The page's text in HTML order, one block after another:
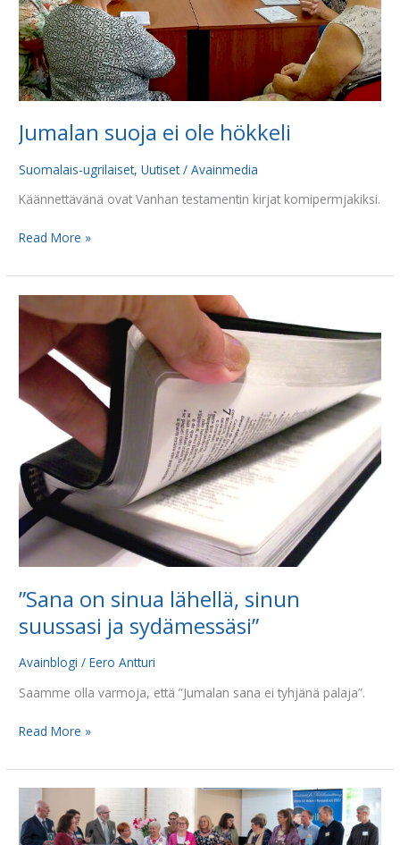
Jumalan suoja ei ole hökkeli
Suomalais-ugrilaiset,Uutiset/Avainmedia
Käännettävänä ovat Vanhan testamentin kirjat komipermjakiksi.
Read More »
”Sana on sinua lähellä, sinun
suussasi ja sydämessäsi”
Avainblogi /Eero Antturi
Saamme olla varmoja, että ”Jumalan sana ei tyhjänä palaja”.
”Sana
sinua
lähellä,
sinun
suussasi
sydämessäsi”
Read More »
Raamattuja,
Uusia
testamentteja